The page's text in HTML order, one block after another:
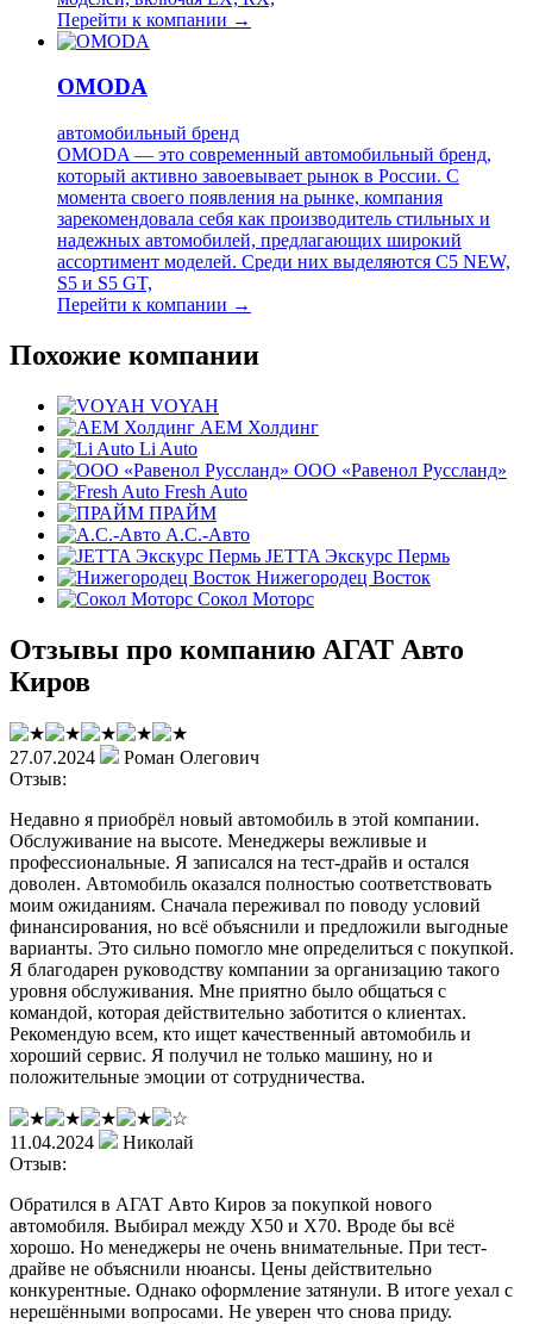
Перейти к компании →
OMODA
автомобильный бренд
OMODA — это современный автомобильный бренд,
который активно завоевывает рынок в России. С
момента своего появления на рынке, компания
зарекомендовала себя как производитель стильных и
надежных автомобилей, предлагающих широкий
ассортимент моделей. Среди них выделяются C5 NEW,
S5 и S5 GT,
Перейти к компании →
Похожие компании
VOYAH
АЕМ Холдинг
Li Auto
ООО «Равенол Руссланд»
Fresh Auto
ПРАЙМ
А.С.-Авто
JETTA Экскурс Пермь
Нижегородец Восток
Сокол Моторс
Отзывы про компанию АГАТ Авто
Киров
27.07.2024
Роман Олегович
Отзыв:
Недавно я приобрёл новый автомобиль в этой компании.
Обслуживание на высоте. Менеджеры вежливые и
профессиональные. Я записался на тест-драйв и остался
доволен. Автомобиль оказался полностью соответствовать
моим ожиданиям. Сначала переживал по поводу условий
финансирования, но всё объяснили и предложили выгодные
варианты. Это сильно помогло мне определиться с покупкой.
Я благодарен руководству компании за организацию такого
уровня обслуживания. Мне приятно было общаться с
командой, которая действительно заботится о клиентах.
Рекомендую всем, кто ищет качественный автомобиль и
хороший сервис. Я получил не только машину, но и
положительные эмоции от сотрудничества.
11.04.2024
Николай
Отзыв:
Обратился в АГАТ Авто Киров за покупкой нового
автомобиля. Выбирал между X50 и X70. Вроде бы всё
хорошо. Но менеджеры не очень внимательные. При тест-
драйве не объяснили нюансы. Цены действительно
конкурентные. Однако оформление затянули. В итоге уехал с
нерешёнными вопросами. Не уверен что снова приду.